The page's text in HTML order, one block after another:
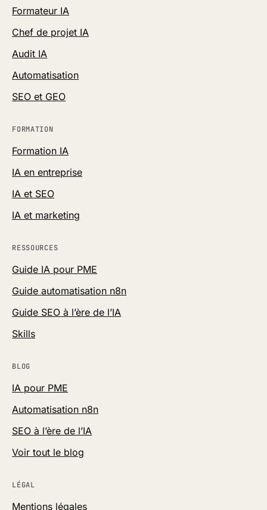
Formateur IA
Chef de projet IA
Audit IA
Automatisation
SEO et GEO
FORMATION
Formation IA
IA en entreprise
IA et SEO
IA et marketing
RESSOURCES
Guide IA pour PME
Guide automatisation n8n
Guide SEO à l’ère de l’IA
Skills
BLOG
IA pour PME
Automatisation n8n
SEO à l’ère de l’IA
Voir tout le blog
LÉGAL
Mentions légales